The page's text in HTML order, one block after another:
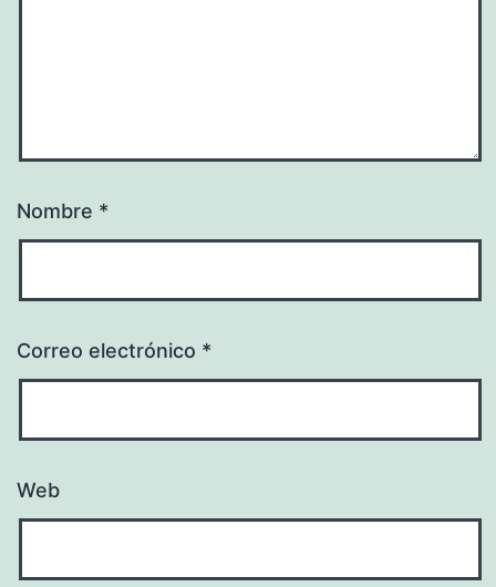
Nombre *
Correo electrónico *
Web